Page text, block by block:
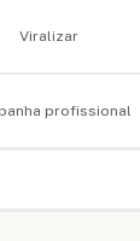
Viralizar
profissional